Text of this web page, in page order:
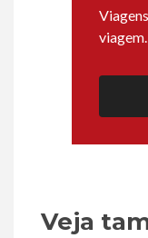
viagem.
Veja